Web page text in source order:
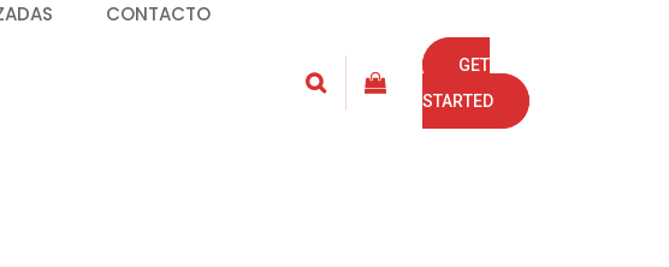
CONTACTO
GET
STARTED